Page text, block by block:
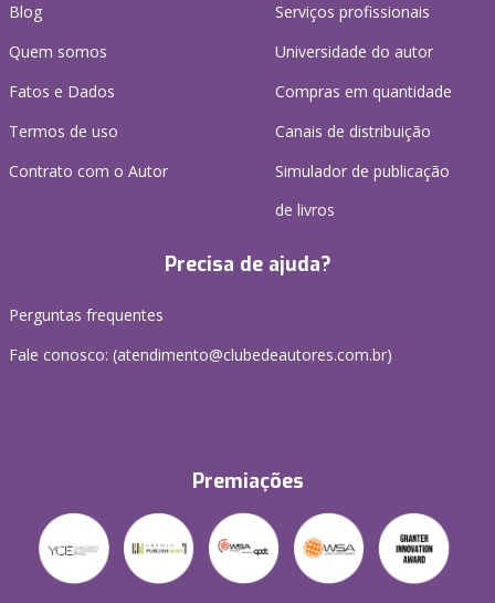
Blog
Quem somos
Fatos e Dados
Termos de uso
Contrato com o Autor
Serviços profissionais
Universidade do autor
Compras em quantidade
Canais de distribuição
Simulador de publicação
de livros
Precisa de ajuda?
Perguntas frequentes
Fale conosco: (atendimento@clubedeautores.com.br)
Premiações